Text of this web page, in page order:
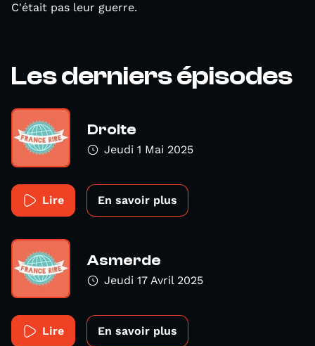
C'était pas leur guerre.
Les derniers épisodes
Droite
Jeudi 1 Mai 2025
Lire En savoir plus
Asmerde
Jeudi 17 Avril 2025
Lire En savoir plus